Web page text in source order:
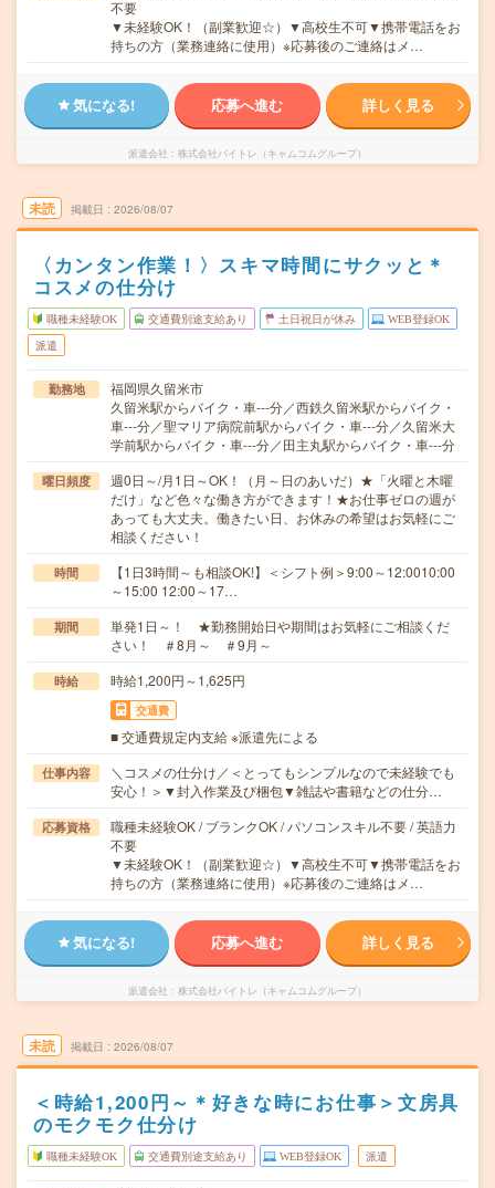
不要
▼未経験OK！（副業歓迎☆）▼高校生不可▼携帯電話をお
持ちの方（業務連絡に使用）※応募後のご連絡はメ…
気になる! 応募へ進む 詳しく見る
派遣会社 株式会社バイトレ（キャムコムグループ）
未読 掲載日 2026/08/07
〈カンタン作業！〉スキマ時間にサクッと＊
コスメの仕分け
職種未経験OK 交通費別途支給あり 土日祝日が休み WEB登録OK
派遣
勤務地
福岡県久留米市
久留米駅からバイク・車---分／西鉄久留米駅からバイク・
車---分／聖マリア病院前駅からバイク・車---分／久留米大
学前駅からバイク・車---分／田主丸駅からバイク・車---分
曜日頻度
週0日～/月1日～OK！（月～日のあいだ）★「火曜と木曜
だけ」など色々な働き方ができます！★お仕事ゼロの週が
あっても大丈夫。働きたい日、お休みの希望はお気軽にご
相談ください！
時間
【1日3時間～も相談OK!】＜シフト例＞9:00～12:0010:00
～15:00 12:00～17…
期間
単発1日～！ ★勤務開始日や期間はお気軽にご相談くだ
さい！ ＃8月～ ＃9月～
時給 時給1,200円～1,625円
交通費
■ 交通費規定内支給 ※派遣先による
仕事内容
＼コスメの仕分け／＜とってもシンプルなので未経験でも
安心！＞▼封入作業及び梱包▼雑誌や書籍などの仕分…
応募資格
職種未経験OK / ブランクOK / パソコンスキル不要 / 英語力
不要
▼未経験OK！（副業歓迎☆）▼高校生不可▼携帯電話をお
持ちの方（業務連絡に使用）※応募後のご連絡はメ…
気になる! 応募へ進む 詳しく見る
派遣会社 株式会社バイトレ（キャムコムグループ）
未読 掲載日 2026/08/07
＜時給1,200円～＊好きな時にお仕事＞文房具
のモクモク仕分け
職種未経験OK 交通費別途支給あり WEB登録OK 派遣